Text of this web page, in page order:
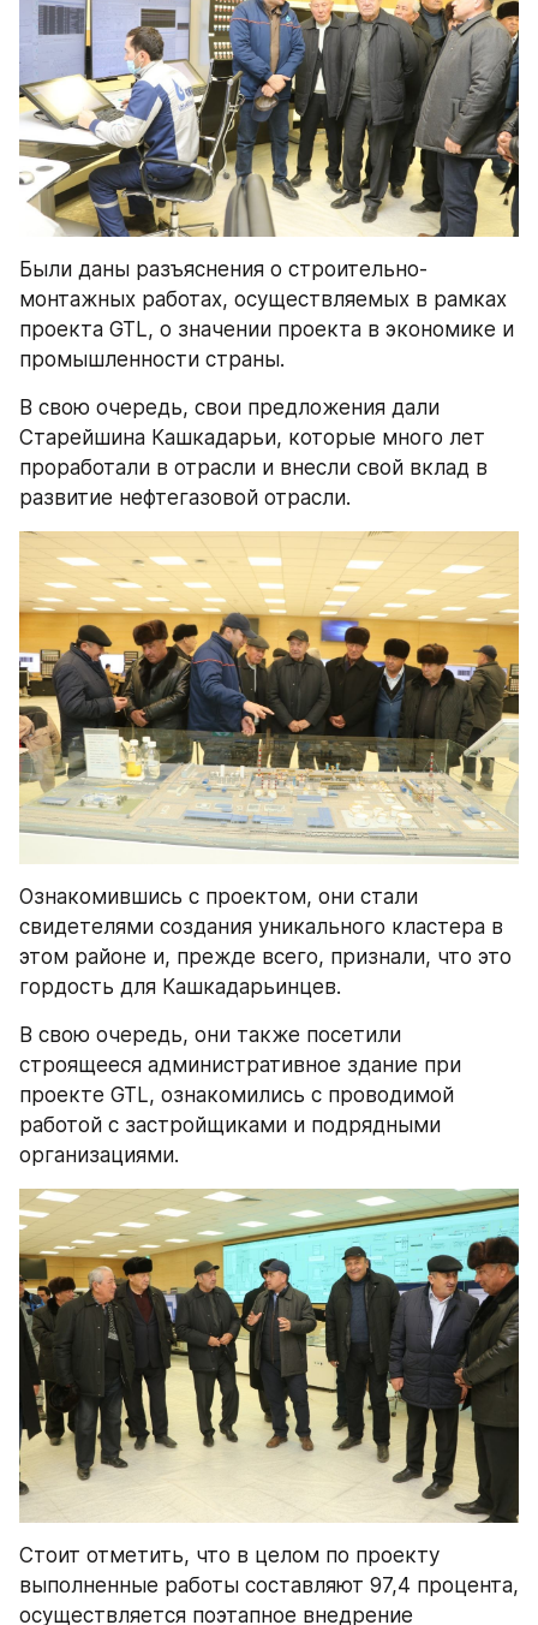
Были даны разъяснения о строительно-
монтажных работах, осуществляемых в рамках
проекта GTL, о значении проекта в экономике и
промышленности страны.
В свою очередь, свои предложения дали
Старейшина Кашкадарьи, которые много лет
проработали в отрасли и внесли свой вклад в
развитие нефтегазовой отрасли.
Ознакомившись с проектом, они стали
свидетелями создания уникального кластера в
этом районе и, прежде всего, признали, что это
гордость для Кашкадарьинцев.
В свою очередь, они также посетили
строящееся административное здание при
проекте GTL, ознакомились с проводимой
работой с застройщиками и подрядными
организациями.
Стоит отметить, что в целом по проекту
выполненные работы составляют 97,4 процента,
осуществляется поэтапное внедрение